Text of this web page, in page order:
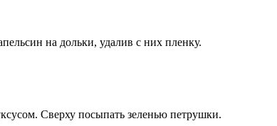
на дольки, удалив с них пленку.
Сверху посыпать зеленью петрушки.